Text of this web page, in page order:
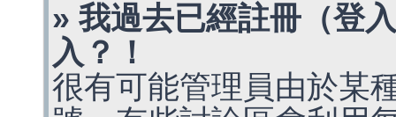
» 我過去已經註冊（登
入？！
很有可能管理員由於某